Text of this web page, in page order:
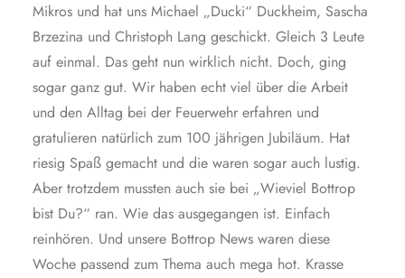
Mikros und hat uns Michael „Ducki“ Duckheim, Sascha
Brzezina und Christoph Lang geschickt. Gleich 3 Leute
auf einmal. Das geht nun wirklich nicht. Doch, ging
sogar ganz gut. Wir haben echt viel über die Arbeit
und den Alltag bei der Feuerwehr erfahren und
gratulieren natürlich zum 100 jährigen Jubiläum. Hat
riesig Spaß gemacht und die waren sogar auch lustig.
Aber trotzdem mussten auch sie bei „Wieviel Bottrop
bist Du?“ ran. Wie das ausgegangen ist. Einfach
reinhören. Und unsere Bottrop News waren diese
Woche passend zum Thema auch mega hot. Krasse